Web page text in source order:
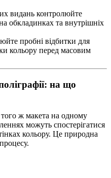
видань контролюйте
обкладинках та внутрішніх
пробні відбитки для
кольору перед масовим
на що
ж макета на одному
можуть спостерігатися
кольору. Це природна